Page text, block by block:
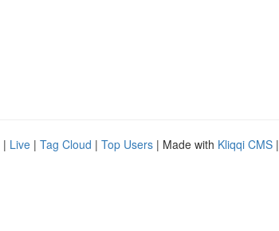
| Live | Tag Cloud | Top Users | Made with Kliqqi CMS |